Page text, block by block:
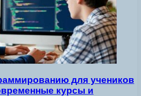
для учеников
курсы и